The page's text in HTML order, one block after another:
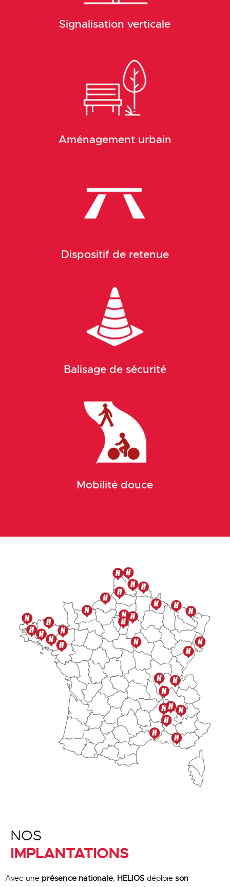
Signalisation verticale
Aménagement urbain
Dispositif de retenue
Balisage de sécurité
Mobilité douce
NOS
IMPLANTATIONS
Avec une présence nationale, HELIOS déploieson